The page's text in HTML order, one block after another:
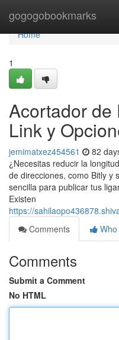
gogogobookmarks
Home
Home
1
Acortador de
Link y
jemimatxez454561 82
¿Necesitas reducir la
de direcciones, como Bitly y
sencilla para publicar tus
Existen
https://
Comments
Comments
Submit a Comment
No HTML